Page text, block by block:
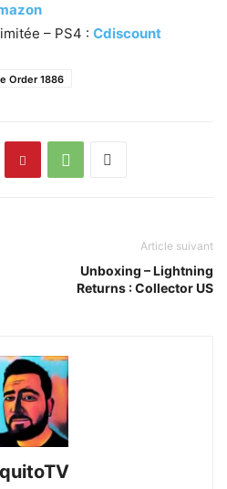
– PS4 : Cdiscount
Order 1886
Article suivant
Unboxing – Lightning
Returns : Collector US